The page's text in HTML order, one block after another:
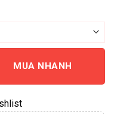
MUA NHANH